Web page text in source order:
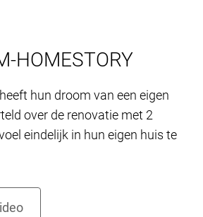
HOMESTORY
hun droom van een eigen
over de renovatie met 2
eindelijk in hun eigen huis te